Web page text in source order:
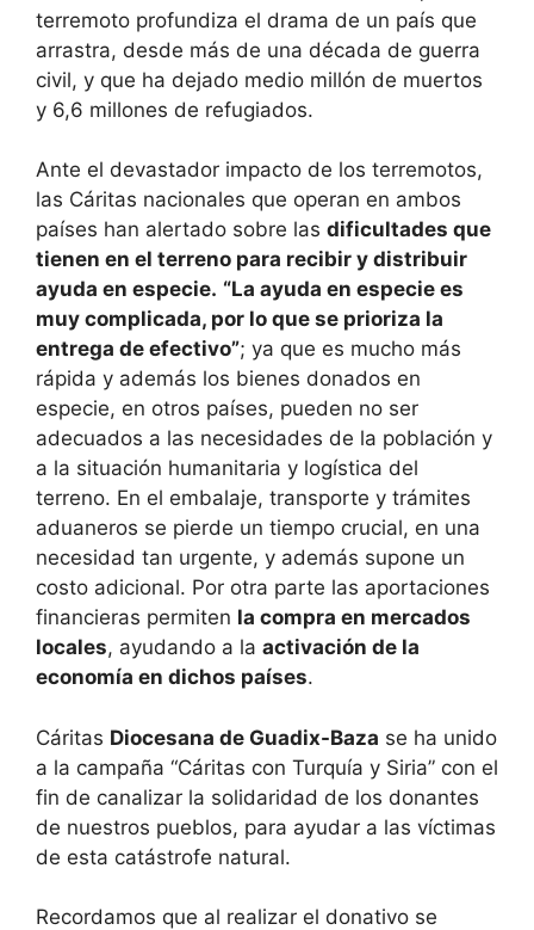
terremoto profundiza el drama de un país que
arrastra, desde más de una década de guerra
civil, y que ha dejado medio millón de muertos
y 6,6 millones de refugiados.
Ante el devastador impacto de los terremotos,
las Cáritas nacionales que operan en ambos
países han alertado sobre las dificultades que
tienen en el terreno para recibir y distribuir
ayuda en especie. “La ayuda en especie es
muy complicada, por lo que se prioriza la
entrega de efectivo”; ya que es mucho más
rápida y además los bienes donados en
especie, en otros países, pueden no ser
adecuados a las necesidades de la población y
a la situación humanitaria y logística del
terreno. En el embalaje, transporte y trámites
aduaneros se pierde un tiempo crucial, en una
necesidad tan urgente, y además supone un
costo adicional. Por otra parte las aportaciones
financieras permiten la compra en mercados
locales, ayudando a la activación de la
economía en dichos países.
Cáritas Diocesana de Guadix-Baza se ha unido
a la campaña “Cáritas con Turquía y Siria” con el
fin de canalizar la solidaridad de los donantes
de nuestros pueblos, para ayudar a las víctimas
de esta catástrofe natural.
Recordamos que al realizar el donativo se